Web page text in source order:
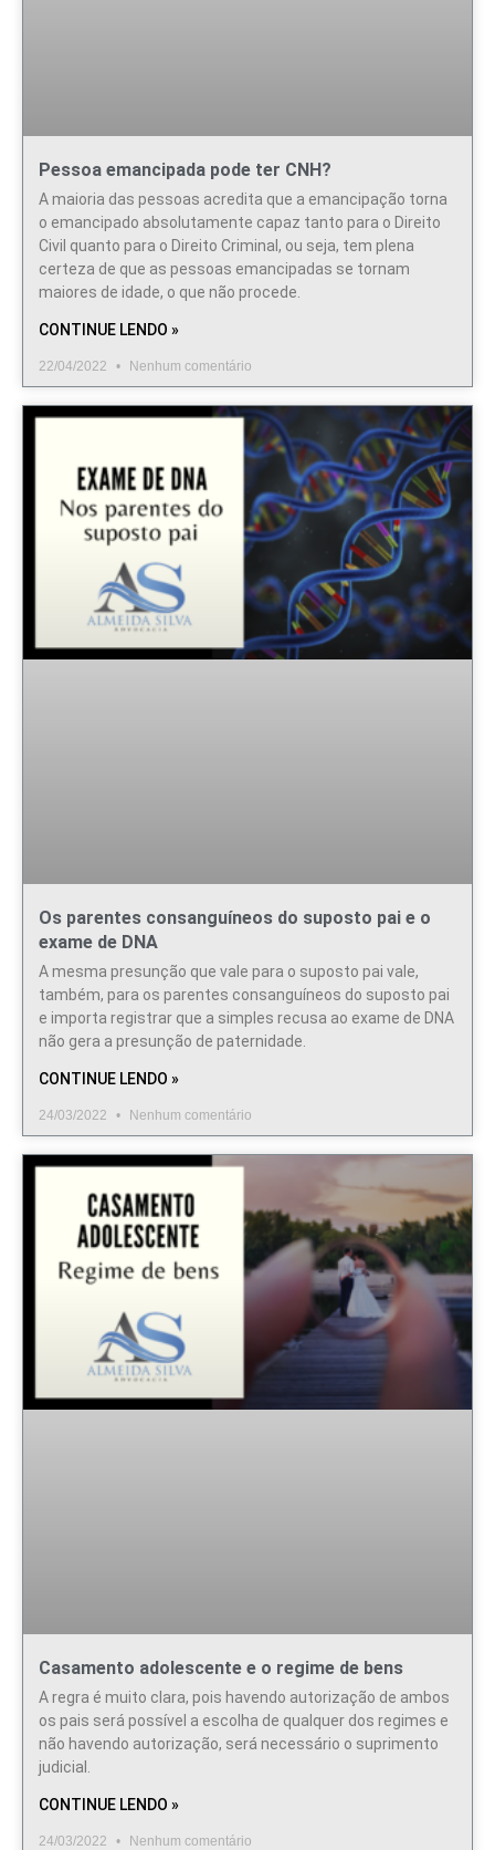
Pessoa emancipada pode ter CNH?
A maioria das pessoas acredita que a emancipação torna
o emancipado absolutamente capaz tanto para o Direito
Civil quanto para o Direito Criminal, ou seja, tem plena
certeza de que as pessoas emancipadas se tornam
maiores de idade, o que não procede.
CONTINUE LENDO »
22/04/2022 Nenhum comentário
Os parentes consanguíneos do suposto pai e o
exame de DNA
A mesma presunção que vale para o suposto pai vale,
também, para os parentes consanguíneos do suposto pai
e importa registrar que a simples recusa ao exame de DNA
não gera a presunção de paternidade.
CONTINUE LENDO »
24/03/2022 Nenhum comentário
Casamento adolescente e o regime de bens
A regra é muito clara, pois havendo autorização de ambos
os pais será possível a escolha de qualquer dos regimes e
não havendo autorização, será necessário o suprimento
judicial.
CONTINUE LENDO »
24/03/2022 Nenhum comentário